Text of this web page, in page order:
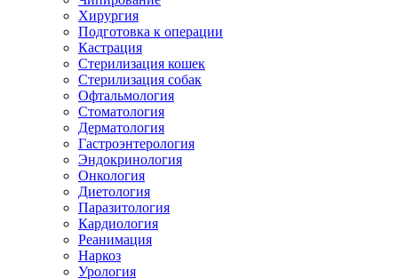
Хирургия
Подготовка к операции
Кастрация
Стерилизация кошек
Стерилизация собак
Офтальмология
Стоматология
Дерматология
Гастроэнтерология
Эндокринология
Онкология
Диетология
Паразитология
Кардиология
Реанимация
Наркоз
Урология